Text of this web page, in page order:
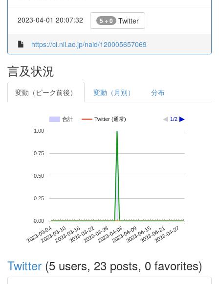
2023-04-01 20:07:32 5 + 0 Twitter
https://ci.nii.ac.jp/naid/120005657069
言及状況
変動（ピーク前後） 変動（月別） 分布
合計 Twitter (通常) 1/2
2023-03-042023-03-102023-03-162023-03-222023-03-282023-04-032023-04-092023-04-152023-04-212023-04-27
0.00
0.25
0.50
0.75
1.00
Twitter (5 users, 23 posts, 0 favorites)